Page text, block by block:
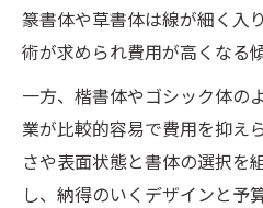
篆書体や草書体は線が細く入
術が求められ費用が高くなる
一方、楷書体やゴシック体の
業が比較的容易で費用を抑え
さや表面状態と書体の選択を
し、納得のいくデザインと予